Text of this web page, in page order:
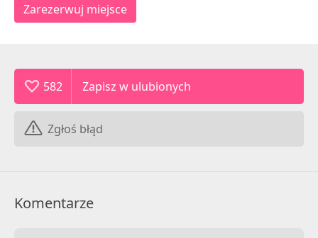
Zarezerwuj miejsce
582
Zgłoś błąd
Komentarze